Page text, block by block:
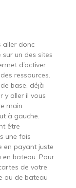
aller donc
un des sites
d’activer
ressources.
base, déjà
y aller il vous
main
à gauche.
être
une fois
en payant juste
en bateau. Pour
de votre
ou de bateau